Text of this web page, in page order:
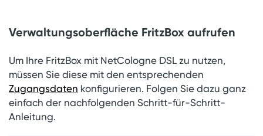
Verwaltungsoberfläche FritzBox aufrufen
Um Ihre FritzBox mit NetCologne DSL zu nutzen,
müssen Sie diese mit den entsprechenden
Zugangsdaten konfigurieren. Folgen Sie dazu ganz
einfach der nachfolgenden Schritt-für-Schritt-
Anleitung.